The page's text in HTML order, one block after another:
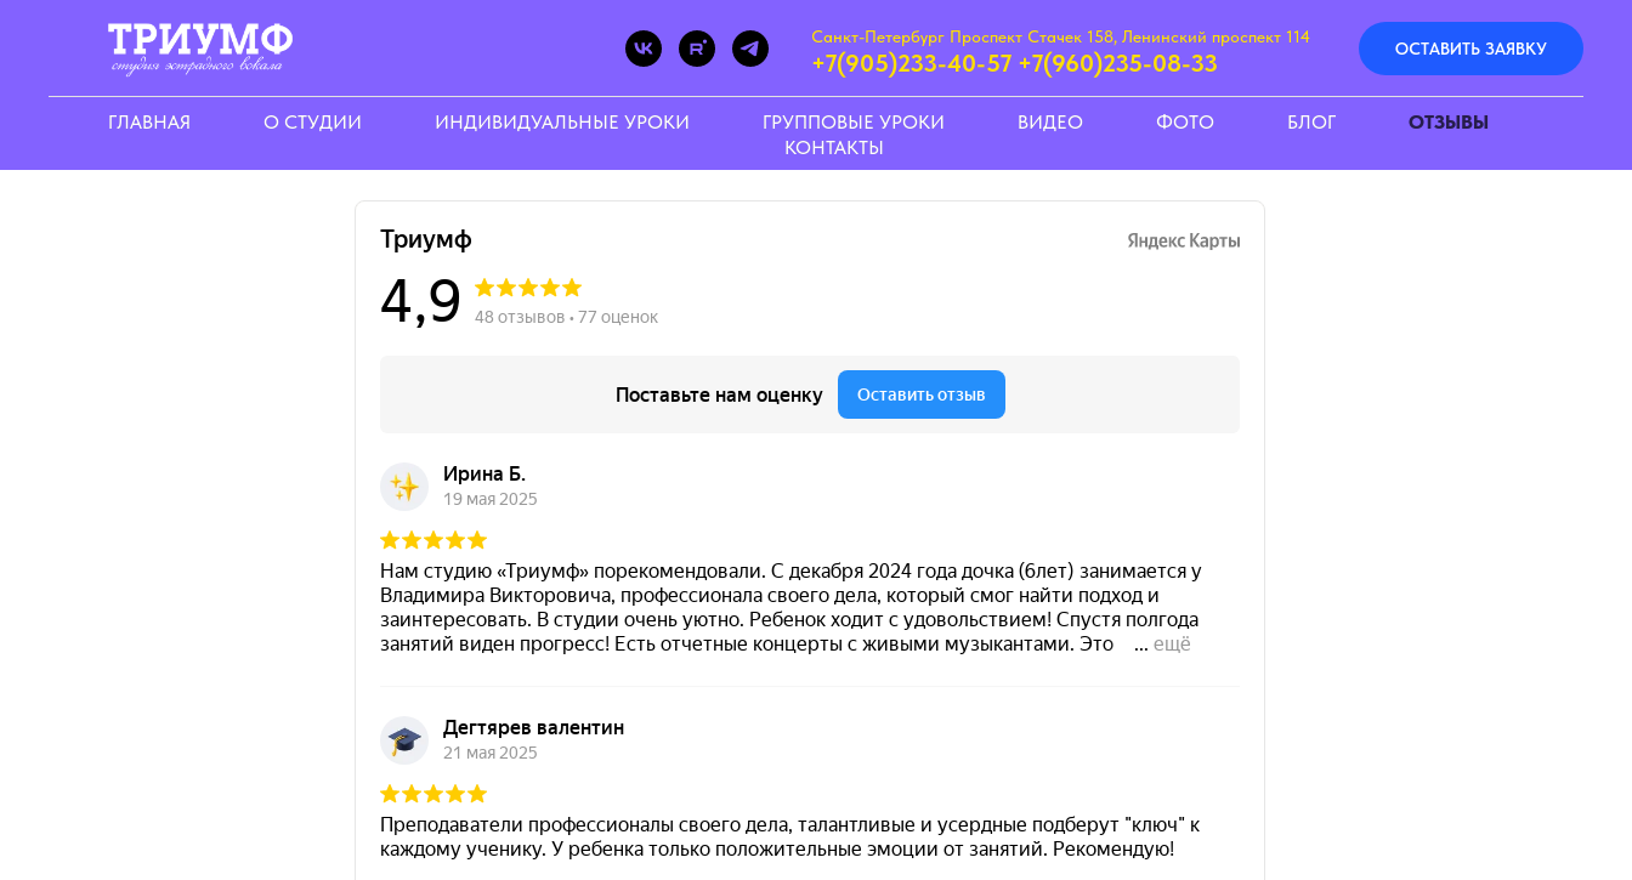
Санкт-Петербург Проспект Стачек 158, Ленинский проспект 114
+7(905)233-40-57 +7(960)235-08-33
ОСТАВИТЬ ЗАЯВКУ
ГЛАВНАЯ О СТУДИИ ИНДИВИДУАЛЬНЫЕ УРОКИ ГРУППОВЫЕ УРОКИ ВИДЕО ФОТО БЛОГ
ОТЗЫВЫ
КОНТАКТЫ